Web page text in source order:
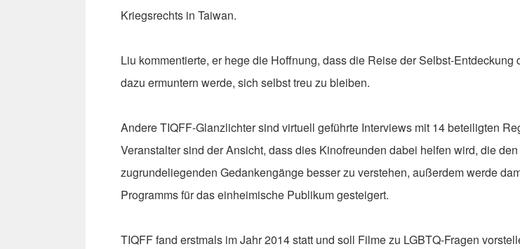
Kriegsrechts in Taiwan.
Liu kommentierte, er hege die Hoffnung, dass die Reise der Selbst-Entdeckung
dazu ermuntern werde, sich selbst treu zu bleiben.
Andere TIQFF-Glanzlichter sind virtuell geführte Interviews mit 14 beteiligten
Veranstalter sind der Ansicht, dass dies Kinofreunden dabei helfen wird, die
zugrundeliegenden Gedankengänge besser zu verstehen, außerdem werde
Programms für das einheimische Publikum gesteigert.
TIQFF fand erstmals im Jahr 2014 statt und soll Filme zu LGBTQ-Fragen